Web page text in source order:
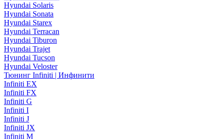
Hyundai Solaris
Hyundai Sonata
Hyundai Starex
Hyundai Terracan
Hyundai Tiburon
Hyundai Trajet
Hyundai Tucson
Hyundai Veloster
Тюнинг Infiniti | Инфинити
Infiniti EX
Infiniti FX
Infiniti G
Infiniti I
Infiniti J
Infiniti JX
Infiniti M